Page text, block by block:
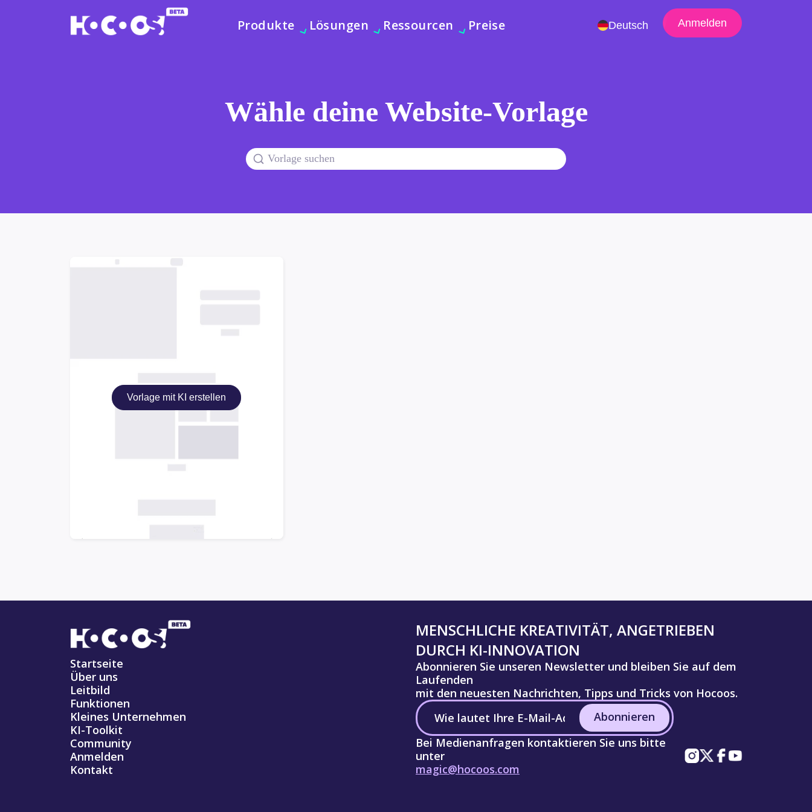
Produkte Lösungen Ressourcen Preise Deutsch Anmelden
Wähle deine Website-Vorlage
Vorlage mit KI erstellen
Startseite
Über uns
Leitbild
Funktionen
Kleines Unternehmen
KI-Toolkit
Community
Anmelden
Kontakt
MENSCHLICHE KREATIVITÄT, ANGETRIEBEN
DURCH KI-INNOVATION
Abonnieren Sie unseren Newsletter und bleiben Sie auf dem
Laufenden
mit den neuesten Nachrichten, Tipps und Tricks von Hocoos.
Abonnieren
Bei Medienanfragen kontaktieren Sie uns bitte
unter
magic@hocoos.com